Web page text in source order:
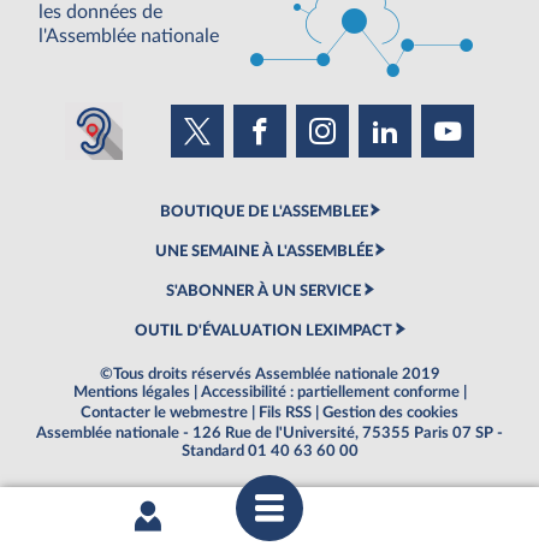
les données de
l'Assemblée nationale
BOUTIQUE DE L'ASSEMBLEE
UNE SEMAINE À L'ASSEMBLÉE
S'ABONNER À UN SERVICE
OUTIL D'ÉVALUATION LEXIMPACT
©Tous droits réservés Assemblée nationale 2019
Mentions légales
Accessibilité : partiellement conforme
Contacter le webmestre
Fils RSS
Gestion des cookies
Assemblée nationale - 126 Rue de l'Université, 75355 Paris 07 SP -
Standard 01 40 63 60 00